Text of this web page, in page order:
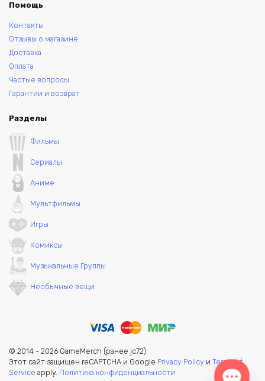
Помощь
Контакты
Отзывы о магазине
Доставка
Оплата
Частые вопросы
Гарантии и возврат
Разделы
Фильмы
Сериалы
Аниме
Мультфильмы
Игры
Комиксы
Музыкальные Группы
Необычные вещи
© 2014 - 2026 GameMerch (ранее jc72)
Этот сайт защищен reCAPTCHA и Google Privacy Policy и Terms of
Service apply. Политика конфиденциальности